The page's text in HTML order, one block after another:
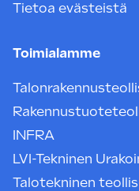
Tietoa evästeistä
Toimialamme
INFRA
LVI-Tekninen
Talotekninen